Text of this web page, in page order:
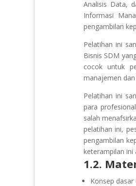
Analisis Data,
Informasi
pengambilan
Pelatihan ini
Bisnis SDM
cocok untuk
manajemen
Pelatihan ini
para
salah
pelatihan ini,
pengambilan
keterampilan ini
1.2.
Konsep